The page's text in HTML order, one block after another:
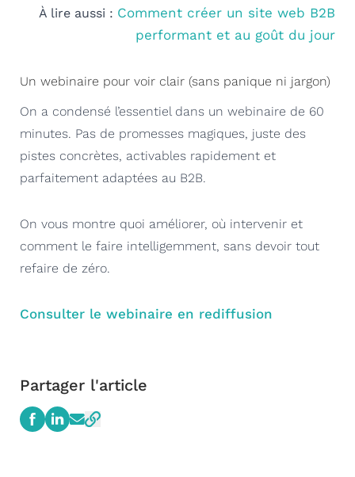
Partager l'article
À lire aussi : Comment créer un site web B2B
performant et au goût du jour
Un webinaire pour voir clair (sans panique ni jargon)
On a condensé l’essentiel dans un webinaire de 60
minutes. Pas de promesses magiques, juste des
pistes concrètes, activables rapidement et
parfaitement adaptées au B2B.
On vous montre quoi améliorer, où intervenir et
comment le faire intelligemment, sans devoir tout
refaire de zéro.
Consulter le webinaire en rediffusion